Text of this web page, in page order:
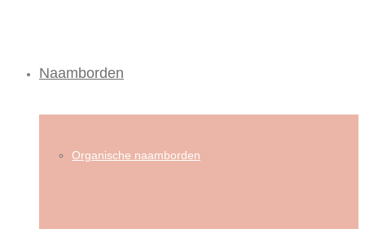
Naamborden
Organische naamborden